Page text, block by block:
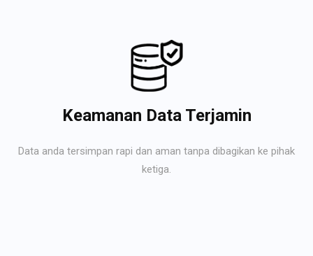
Keamanan Data Terjamin
Data anda tersimpan rapi dan aman tanpa dibagikan ke pihak
ketiga.